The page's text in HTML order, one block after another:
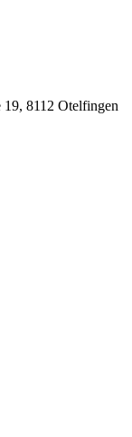
8112 Otelfingen